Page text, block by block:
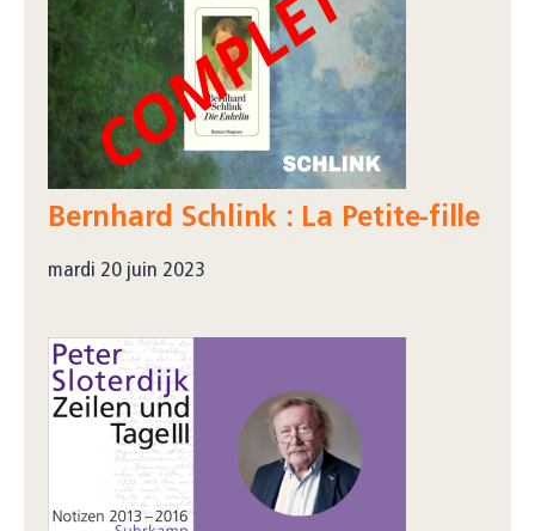
Bernhard Schlink : La Petite-fille
mardi 20 juin 2023